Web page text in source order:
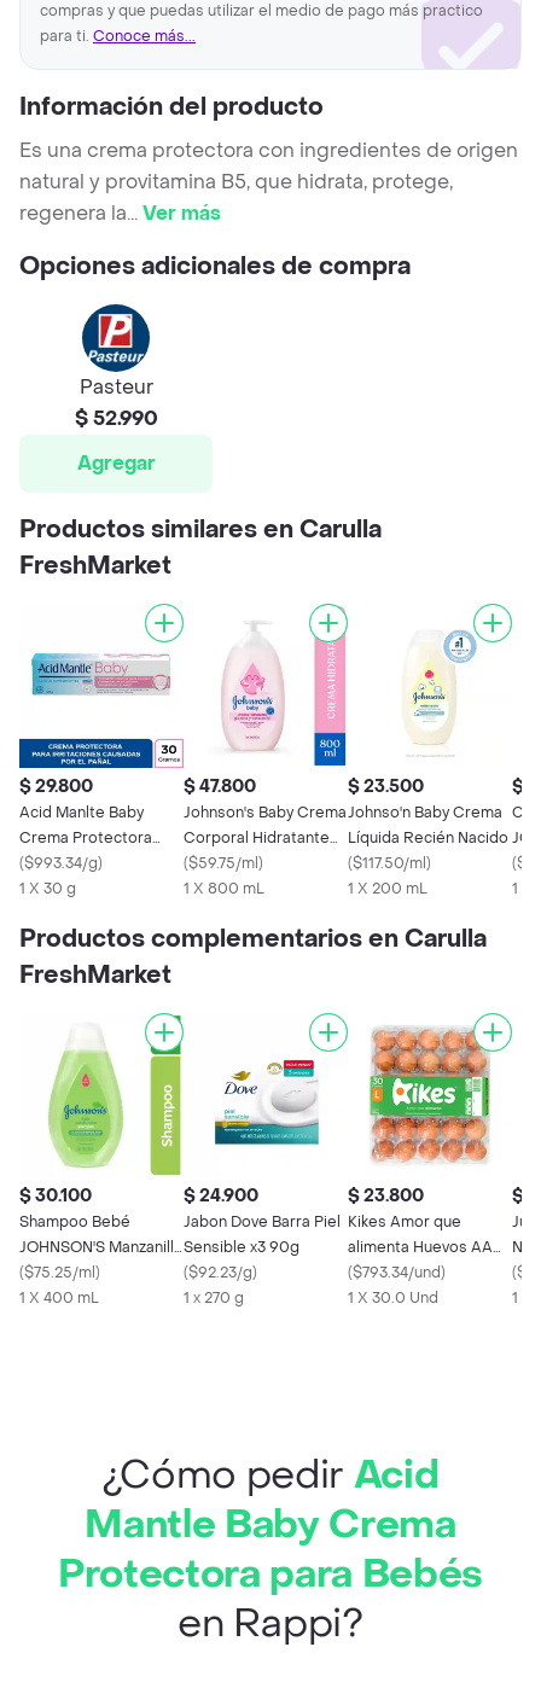
compras y que puedas utilizar el medio de pago más practico
para ti. Conoce más...
Información del producto
Es una crema protectora con ingredientes de origen
natural y provitamina B5, que hidrata, protege,
regenera la...Ver más
Opciones adicionales de compra
Pasteur
$ 52.990
Agregar
Productos similares en Carulla
FreshMarket
$ 29.800
Acid Manlte Baby
Crema Protectora
para Irritaciones de
Pañal
($993.34/g)
1 X 30 g
$ 47.800
Johnson's Baby Crema
Corporal Hidratante
Original
($59.75/ml)
1 X 800 mL
$ 23.500
Johnso'n Baby Crema
Líquida Recién Nacido
($117.50/ml)
1 X 200 mL
$
(
1 X
Productos complementarios en Carulla
FreshMarket
$ 30.100
Shampoo Bebé
JOHNSON'S Manzanilla
400 ML
($75.25/ml)
1 X 400 mL
$ 24.900
Jabon Dove Barra Piel
Sensible x3 90g
($92.23/g)
1 x 270 g
$ 23.800
Kikes Amor que
alimenta Huevos AA
Rojos L
($793.34/und)
1 X 30.0 Und
$
(
1 X
¿Cómo pedir Acid
Mantle Baby Crema
Protectora para Bebés
en Rappi?